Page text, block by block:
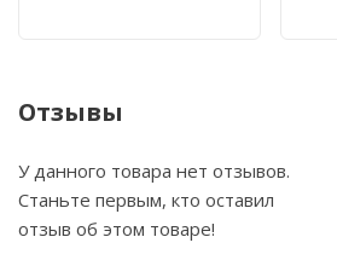
Отзывы
У данного товара нет отзывов.
Станьте первым, кто оставил
отзыв об этом товаре!